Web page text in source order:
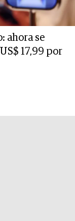
ahora se
17,99 por